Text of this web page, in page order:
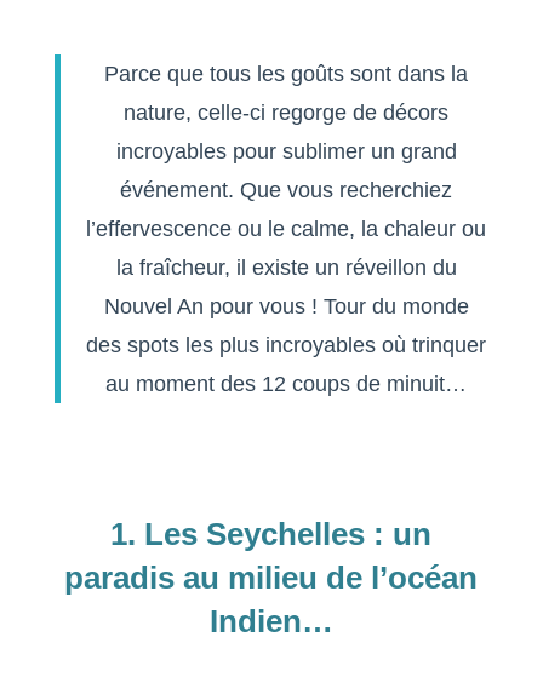
Parce que tous les goûts sont dans la
nature, celle-ci regorge de décors
incroyables pour sublimer un grand
événement. Que vous recherchiez
l’effervescence ou le calme, la chaleur ou
la fraîcheur, il existe un réveillon du
Nouvel An pour vous ! Tour du monde
des spots les plus incroyables où trinquer
au moment des 12 coups de minuit…
1. Les Seychelles : un
paradis au milieu de l’océan
Indien…